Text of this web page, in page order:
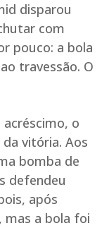
disparou
com
pouco: a bola
travessão. O
o
vitória. Aos
bomba de
defendeu
após
mas a bola foi